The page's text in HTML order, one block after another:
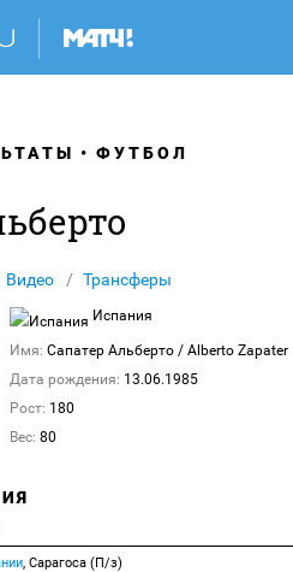
ФУТБОЛ
Видео Трансферы
Испания
Имя: Сапатер Альберто / Alberto Zapater
Дата рождения: 13.06.1985
Рост: 180
Вес: 80
, Сарагоса (П/з)